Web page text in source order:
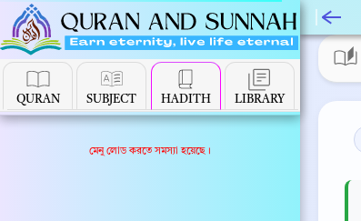
QURAN SUBJECT HADITH LIBRARY
মেনু লোড করতে সমস্যা হয়েছে।